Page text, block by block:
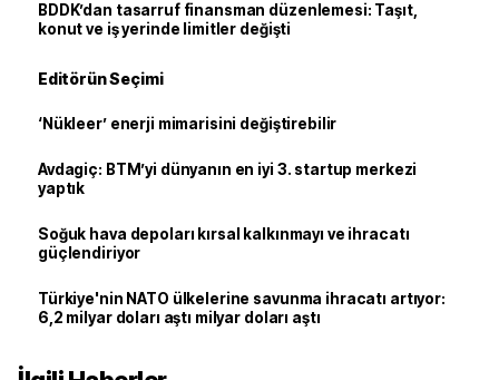
BDDK’dan tasarruf finansman düzenlemesi: Taşıt,
konut ve iş yerinde limitler değişti
Editörün Seçimi
‘Nükleer’ enerji mimarisini değiştirebilir
Avdagiç: BTM’yi dünyanın en iyi 3. startup merkezi
yaptık
Soğuk hava depoları kırsal kalkınmayı ve ihracatı
güçlendiriyor
Türkiye'nin NATO ülkelerine savunma ihracatı artıyor:
6,2 milyar doları aştı milyar doları aştı